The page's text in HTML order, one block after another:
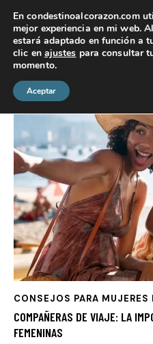
CONSEJOS PARA MUJERES
COMPAÑERAS DE VIAJE: LA
FEMENINAS
Encondestinoalcorazon.com
mejor experiencia en mi web.
estará adaptado en función a
clic en ajustes para consultar
momento.
Aceptar